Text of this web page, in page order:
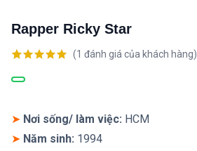
Rapper Ricky Star
dựa trên
(1 đánh giá của khách hàng)
➤ Nơi sống/ làm việc: HCM
➤ Năm sinh: 1994